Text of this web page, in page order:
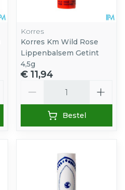
Korres
Korres Km Wild Rose
Lippenbalsem Getint
4,5g
€ 11,94
Bestel